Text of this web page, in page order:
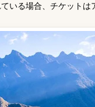
る場合、チケットは